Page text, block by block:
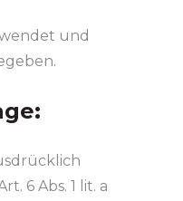
und
6 Abs. 1 lit. a